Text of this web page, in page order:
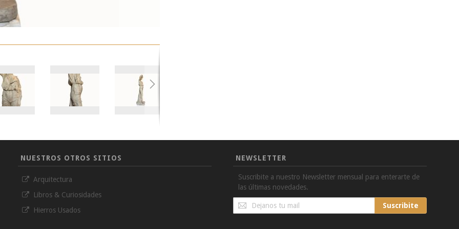
NEWSLETTER
Suscribite a nuestro Newsletter mensual para enterarte de
las últimas novedades.
Sign
Up
Suscribite
NUESTROS OTROS SITIOS
Arquitectura
Libros & Curiosidades
Hierros Usados